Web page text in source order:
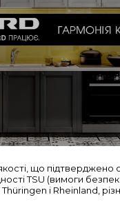
що підтверджено
TSU (вимоги
і Rheinland,